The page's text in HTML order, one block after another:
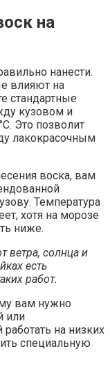
на
нанести.
влияют на
стандартные
кузовом и
Это позволит
лакокрасочным
воска, вам
Температура
хотя на морозе
ниже.
ветра, солнца и
есть
работ.
вам нужно
или
на низких
специальную